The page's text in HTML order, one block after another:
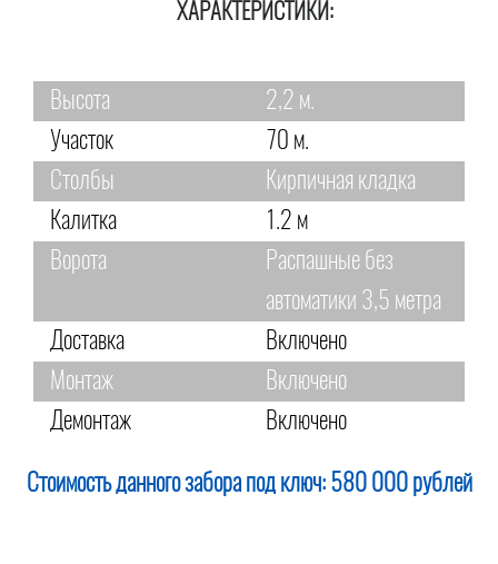
ХАРАКТЕРИСТИКИ:
Высота
2,2 м.
Участок
70 м.
Столбы
Кирпичная кладка
Калитка
1.2 м
Ворота
Распашные без
автоматики 3,5 метра
Доставка
Включено
Монтаж
Включено
Демонтаж
Включено
Стоимость данного забора под ключ: 580 000 рублей